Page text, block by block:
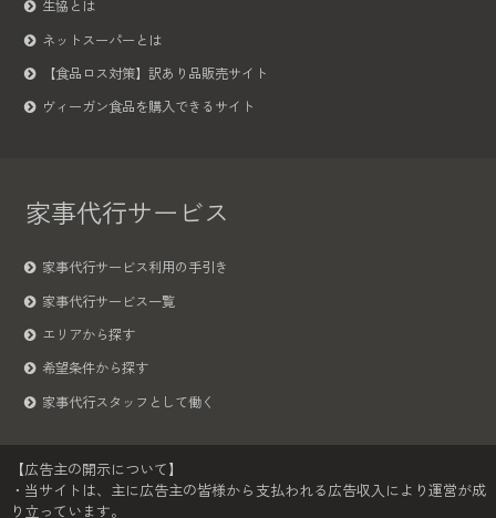
生協とは
ネットスーパーとは
【食品ロス対策】訳あり品販売サイト
ヴィーガン食品を購入できるサイト
家事代行サービス
家事代行サービス利用の手引き
家事代行サービス一覧
エリアから探す
希望条件から探す
家事代行スタッフとして働く
【広告主の開示について】
・当サイトは、主に広告主の皆様から支払われる広告収入により運営が成
り立っています。